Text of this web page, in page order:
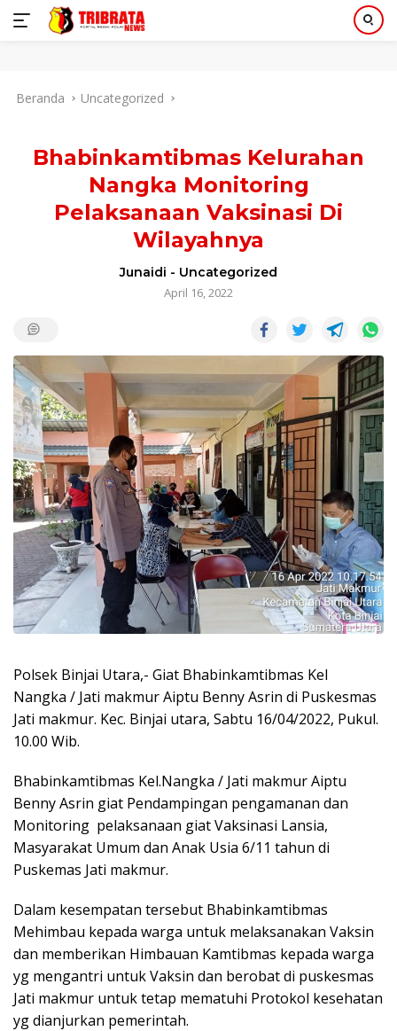
Beranda Uncategorized
Bhabinkamtibmas Kelurahan
Nangka Monitoring
Pelaksanaan Vaksinasi Di
Wilayahnya
Junaidi - Uncategorized
April 16, 2022
Polsek Binjai Utara,- Giat Bhabinkamtibmas Kel
Nangka / Jati makmur Aiptu Benny Asrin di Puskesmas
Jati makmur. Kec. Binjai utara, Sabtu 16/04/2022, Pukul.
10.00 Wib.
Bhabinkamtibmas Kel.Nangka / Jati makmur Aiptu
Benny Asrin giat Pendampingan pengamanan dan
Monitoring pelaksanaan giat Vaksinasi Lansia,
Masyarakat Umum dan Anak Usia 6/11 tahun di
Puskemas Jati makmur.
Dalam kesempatan tersebut Bhabinkamtibmas
Mehimbau kepada warga untuk melaksanakan Vaksin
dan memberikan Himbauan Kamtibmas kepada warga
yg mengantri untuk Vaksin dan berobat di puskesmas
Jati makmur untuk tetap mematuhi Protokol kesehatan
yg dianjurkan pemerintah.